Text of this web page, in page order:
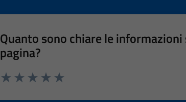
Quanto sono chiare le
pagina?